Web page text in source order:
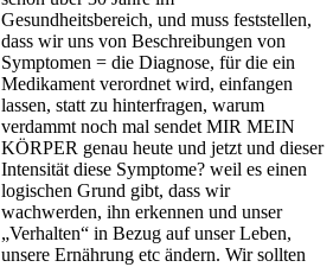
Gesundheitsbereich, und muss feststellen,
dass wir uns von Beschreibungen von
Symptomen = die Diagnose, für die ein
Medikament verordnet wird, einfangen
lassen, statt zu hinterfragen, warum
verdammt noch mal sendet MIR MEIN
KÖRPER genau heute und jetzt und dieser
Intensität diese Symptome? weil es einen
logischen Grund gibt, dass wir
wachwerden, ihn erkennen und unser
„Verhalten“ in Bezug auf unser Leben,
unsere Ernährung etc ändern. Wir sollten